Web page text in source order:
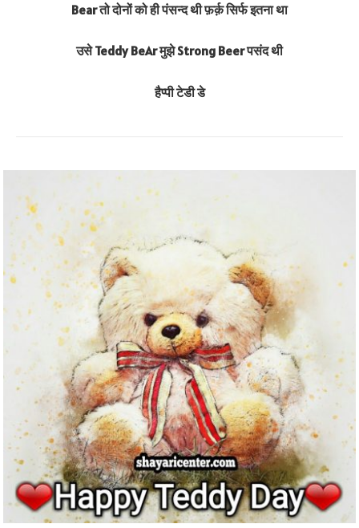
Bear तो दोनों को ही पंसन्द थी फ़र्क़ सिर्फ इतना था
उसे Teddy BeAr मुझे Strong Beer पसंद थी
हैप्पी टेडी डे